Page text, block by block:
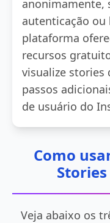
anonimamente,
autenticação
plataforma
recursos
visualize stories
passos
de usuário do
Como
Veja abaixo os